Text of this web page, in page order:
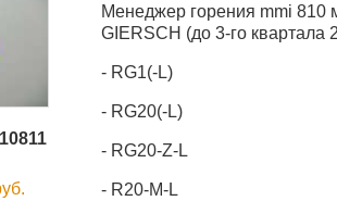
Менеджер горения mmi 810
GIERSCH (до 3-го квартала
- RG1(-L)
- RG20(-L)
- RG20-Z-L
- R20-M-L